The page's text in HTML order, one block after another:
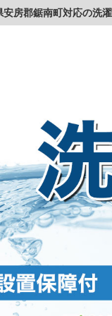
安房郡鋸南町対応の洗